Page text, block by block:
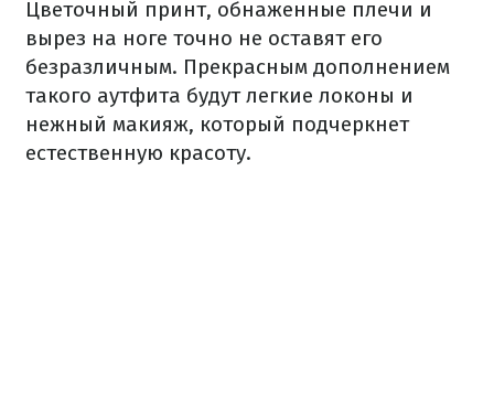
Цветочный принт, обнаженные плечи и
вырез на ноге точно не оставят его
безразличным. Прекрасным дополнением
такого аутфита будут легкие локоны и
нежный макияж, который подчеркнет
естественную красоту.